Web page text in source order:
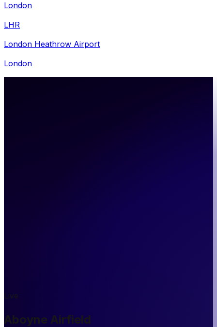
London
LHR
London Heathrow Airport
London
Live
Aboyne Airfield